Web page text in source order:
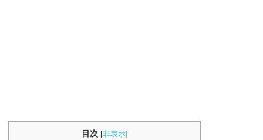
目次 [非表示]